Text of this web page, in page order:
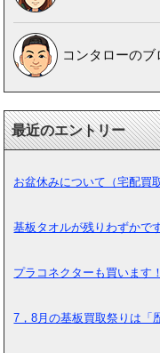
コンタローのブ
最近のエントリー
お盆休みについて（宅配買
基板タオルが残りわずかで
プラコネクターも買います！
7，8月の基板買取祭りは「